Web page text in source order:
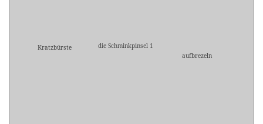
Kratzbürste
die Schminkpinsel 1
aufbrezeln